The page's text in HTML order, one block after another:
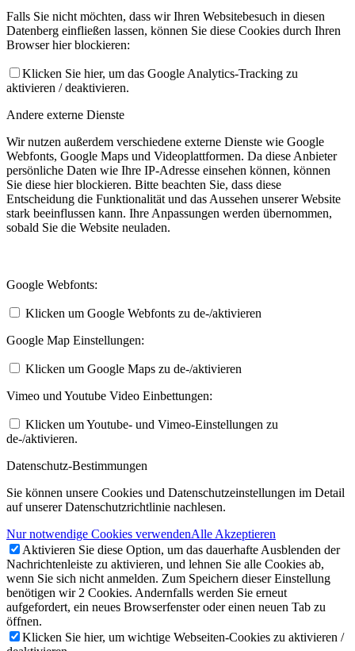
Falls Sie nicht möchten, dass wir Ihren Websitebesuch in diesen
Datenberg einfließen lassen, können Sie diese Cookies durch Ihren
Browser hier blockieren:
Klicken Sie hier, um das Google Analytics-Tracking zu
aktivieren / deaktivieren.
Andere externe Dienste
Wir nutzen außerdem verschiedene externe Dienste wie Google
Webfonts, Google Maps und Videoplattformen. Da diese Anbieter
persönliche Daten wie Ihre IP-Adresse einsehen können, können
Sie diese hier blockieren. Bitte beachten Sie, dass diese
Entscheidung die Funktionalität und das Aussehen unserer Website
stark beeinflussen kann. Ihre Anpassungen werden übernommen,
sobald Sie die Website neuladen.
Google Webfonts:
Klicken um Google Webfonts zu de-/aktivieren
Google Map Einstellungen:
Klicken um Google Maps zu de-/aktivieren
Vimeo und Youtube Video Einbettungen:
Klicken um Youtube- und Vimeo-Einstellungen zu
de-/aktivieren.
Datenschutz-Bestimmungen
Sie können unsere Cookies und Datenschutzeinstellungen im Detail
auf unserer Datenschutzrichtlinie nachlesen.
Nur notwendige Cookies verwendenAlle Akzeptieren
Aktivieren Sie diese Option, um das dauerhafte Ausblenden der
Nachrichtenleiste zu aktivieren, und lehnen Sie alle Cookies ab,
wenn Sie sich nicht anmelden. Zum Speichern dieser Einstellung
benötigen wir 2 Cookies. Andernfalls werden Sie erneut
aufgefordert, ein neues Browserfenster oder einen neuen Tab zu
öffnen.
Klicken Sie hier, um wichtige Webseiten-Cookies zu aktivieren /